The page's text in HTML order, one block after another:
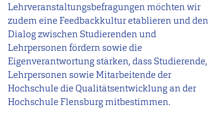
Lehrveranstaltungsbefragungen möchten wir
zudem eine Feedbackkultur etablieren und den
Dialog zwischen Studierenden und
Lehrpersonen fördern sowie die
Eigenverantwortung stärken, dass Studierende,
Lehrpersonen sowie Mitarbeitende der
Hochschule die Qualitätsentwicklung an der
Hochschule Flensburg mitbestimmen.